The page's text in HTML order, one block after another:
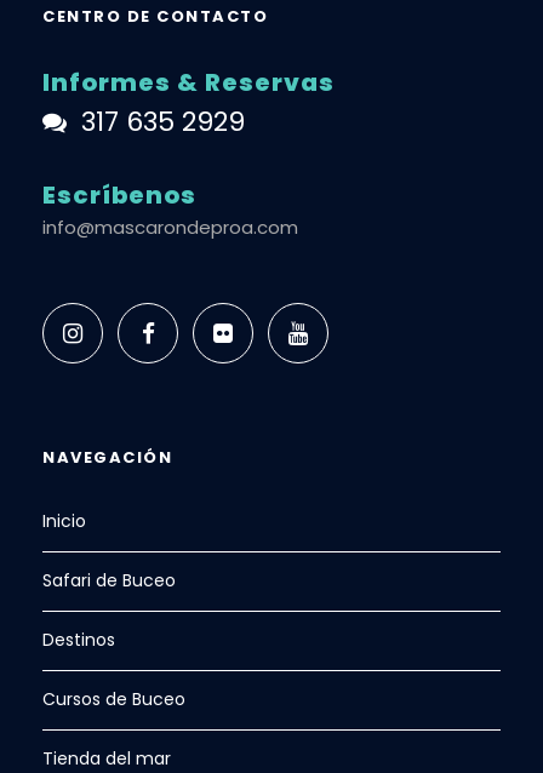
CENTRO DE CONTACTO
Informes & Reservas
317 635 2929
Escríbenos
info@mascarondeproa.com
NAVEGACIÓN
Inicio
Safari de Buceo
Destinos
Cursos de Buceo
Tienda del mar